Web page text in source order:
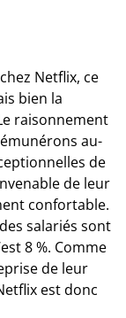
Netflix, ce
bien la
raisonnement
au-
de
de leur
confortable.
salariés sont
8 %. Comme
de leur
est donc